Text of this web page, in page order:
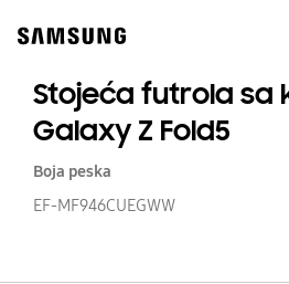
content
Stojeća futrola sa
Galaxy Z Fold5
Boja peska
EF-MF946CUEGWW